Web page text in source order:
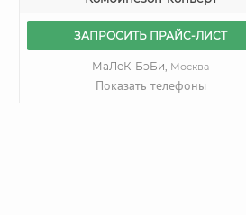
ЗАПРОСИТЬ ПРАЙС-ЛИСТ
МаЛеК-БэБи, Москва
Показать телефоны